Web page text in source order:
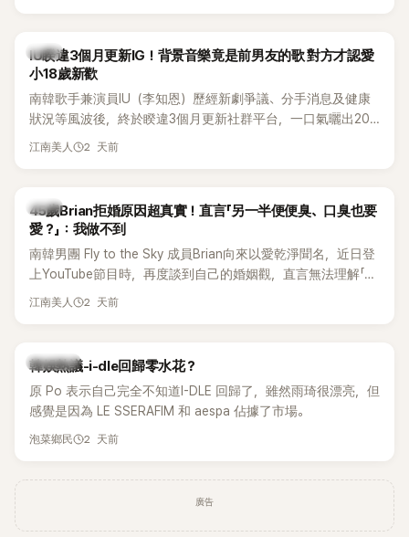
韓星
IU睽違3個月更新IG！背景音樂竟是前男友的歌 對方才認愛
小18歲新歡
南韓歌手兼演員IU（李知恩）歷經新劇爭議、分手消息及健康
狀況等風波後，終於睽違3個月更新社群平台，一口氣曬出20
張近況照，讓大批粉絲又驚又喜。不過，比起照片本身，更引
江南美人 2 天前
韓星
45歲Brian拒婚原因超真實！直言「另一半便便臭、口臭也要
愛？」：我做不到
南韓男團 Fly to the Sky 成員Brian向來以愛乾淨聞名，近日登
上YouTube節目時，再度談到自己的婚姻觀，直言無法理解「連
另一半的口臭、便便臭都要愛」這種說法，更大方表明自己是不
江南美人 2 天前
熱議討論
韓娛熱議-i-dle回歸零水花？
原 Po 表示自己完全不知道I-DLE 回歸了，雖然雨琦很漂亮，但
感覺是因為 LE SSERAFIM 和 aespa 佔據了市場。
泡菜鄉民 2 天前
廣告